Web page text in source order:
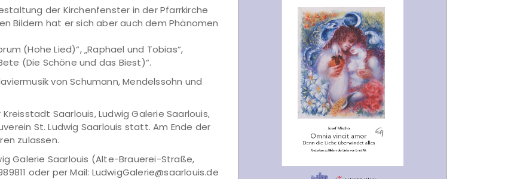
der Kirchenfenster in der Pfarrkirche
Bildern hat er sich aber auch dem Phänomen
(Hohe Lied)“, „Raphael und Tobias“,
(Die Schöne und das Biest)“.
von Schumann, Mendelssohn und
Saarlouis, Ludwig Galerie Saarlouis,
St. Ludwig Saarlouis statt. Am Ende der
zulassen.
Galerie Saarlouis (Alte-Brauerei-Straße,
oder per Mail: LudwigGalerie@saarlouis.de